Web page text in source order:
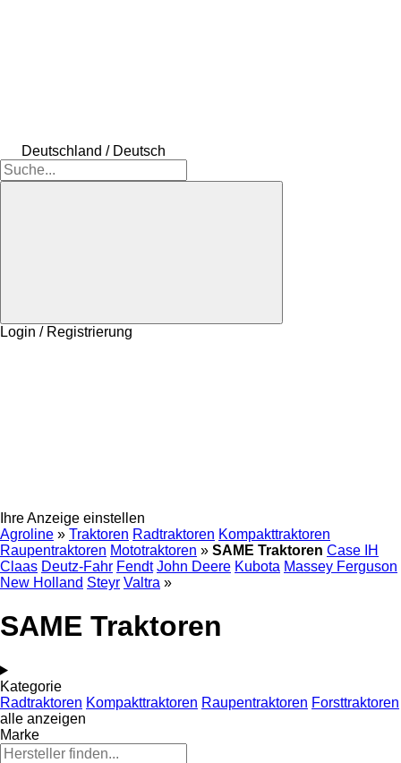
Deutschland / Deutsch
Login / Registrierung
Ihre Anzeige einstellen
Agroline » Traktoren Radtraktoren Kompakttraktoren
Raupentraktoren Mototraktoren » SAME Traktoren Case IH
Claas Deutz-Fahr Fendt John Deere Kubota Massey Ferguson
New Holland Steyr Valtra »
SAME Traktoren
Kategorie
Radtraktoren Kompakttraktoren Raupentraktoren Forsttraktoren
alle anzeigen
Marke